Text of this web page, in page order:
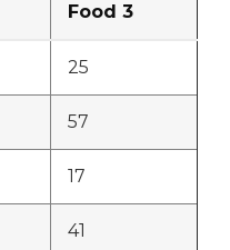
Food 3
25
57
17
41